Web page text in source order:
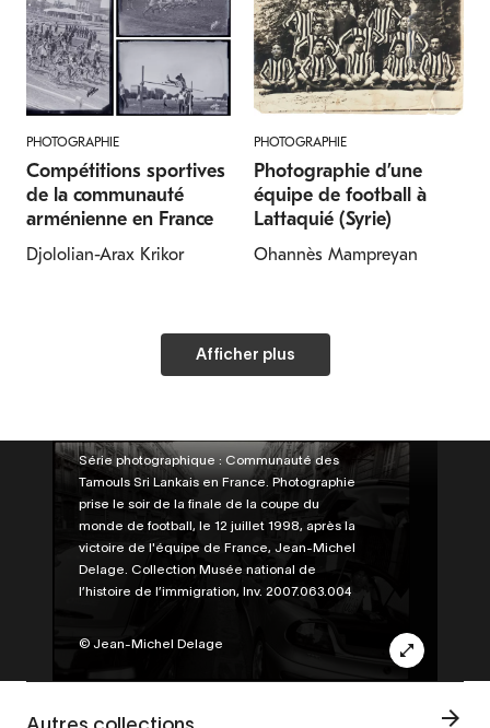
PHOTOGRAPHIE
Compétitions sportives
de la communauté
arménienne en France
Djololian-Arax Krikor
PHOTOGRAPHIE
Photographie d’une
équipe de football à
Lattaquié (Syrie)
Ohannès Mampreyan
Afficher plus
Legende
Série photographique : Communauté des
Tamouls Sri Lankais en France. Photographie
prise le soir de la finale de la coupe du
monde de football, le 12 juillet 1998, après la
victoire de l'équipe de France, Jean-Michel
Delage. Collection Musée national de
l’histoire de l’immigration, Inv. 2007.063.004
Credit
© Jean-Michel Delage